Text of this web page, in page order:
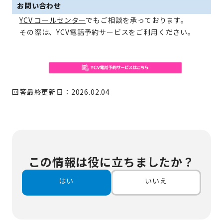
お問い合わせ
YCV コールセンターでもご相談を承っております。
その際は、YCV電話予約サービスをご利用ください。
回答最終更新日：2026.02.04
この情報は役に立ちましたか？
はい いいえ